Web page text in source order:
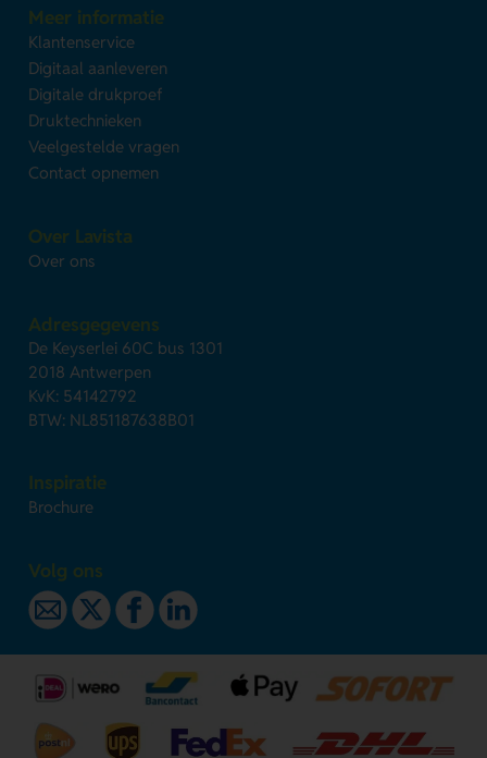
Meer informatie
Klantenservice
Digitaal aanleveren
Digitale drukproef
Druktechnieken
Veelgestelde vragen
Contact opnemen
Over Lavista
Over ons
Adresgegevens
De Keyserlei 60C bus 1301
2018 Antwerpen
KvK: 54142792
BTW: NL851187638B01
Inspiratie
Brochure
Volg ons